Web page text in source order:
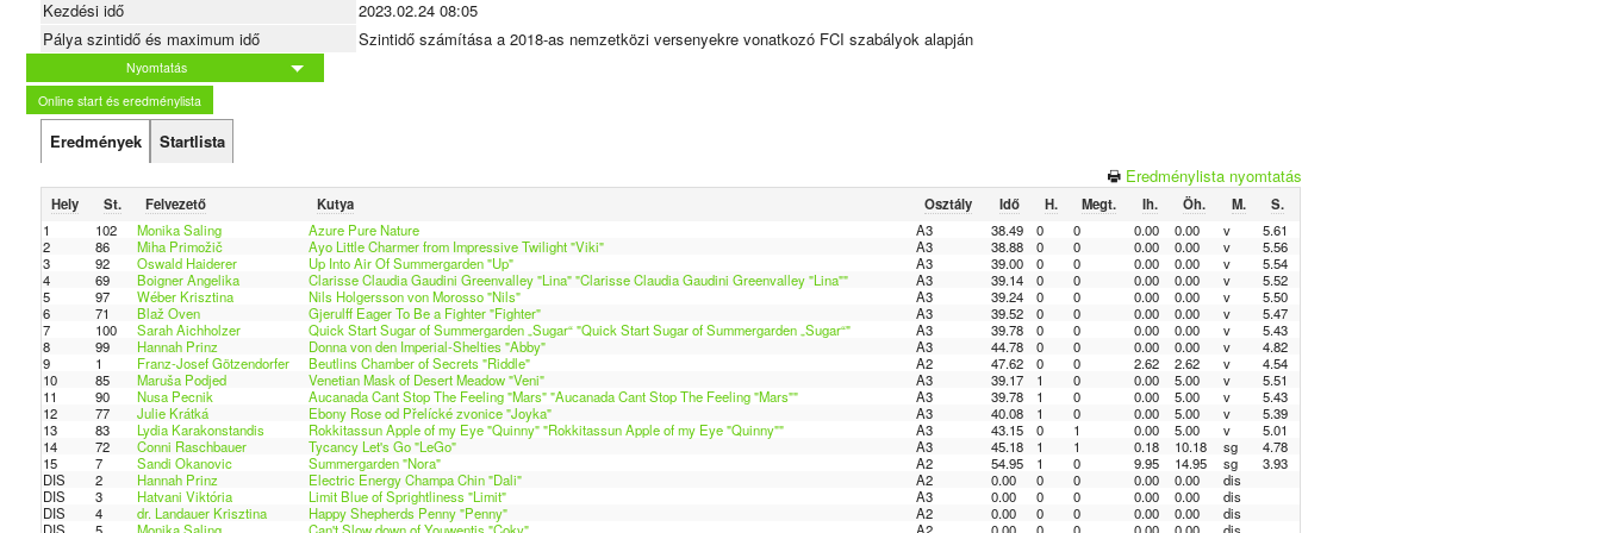
Kezdési idő
2023.02.24 08:05
Pálya szintidő és maximum idő
Szintidő számítása a 2018-as nemzetközi versenyekre vonatkozó FCI szabályok alapján
Nyomtatás
Online start és eredménylista
Eredmények
Startlista
Eredménylista nyomtatás
Hely St. Felvezető Kutya Osztály Idő H. Megt. Ih. Öh. M.
S.
1
102 Monika Saling Azure Pure Nature A3 38.49 0 0 0.00 0.00 v
5.61
2
86 Miha Primožič Ayo Little Charmer from Impressive Twilight "Viki" A3 38.88 0 0 0.00 0.00 v
5.56
3
92 Oswald Haiderer Up Into Air Of Summergarden "Up" A3 39.00 0 0 0.00 0.00 v
5.54
4
69 Boigner Angelika Clarisse Claudia Gaudini Greenvalley "Lina" "Clarisse Claudia Gaudini Greenvalley "Lina"" A3 39.14 0 0 0.00 0.00 v
5.52
5
97 Wéber Krisztina Nils Holgersson von Morosso "Nils" A3 39.24 0 0 0.00 0.00 v
5.50
6
71 Blaž Oven Gjerulff Eager To Be a Fighter "Fighter" A3 39.52 0 0 0.00 0.00 v
5.47
7
100 Sarah Aichholzer Quick Start Sugar of Summergarden „Sugar“ "Quick Start Sugar of Summergarden „Sugar“" A3 39.78 0 0 0.00 0.00 v
5.43
8
99 Hannah Prinz Donna von den Imperial-Shelties "Abby" A3 44.78 0 0 0.00 0.00 v
4.82
9
1 Franz-Josef Götzendorfer Beutlins Chamber of Secrets "Riddle" A2 47.62 0 0 2.62 2.62 v
4.54
10
85 Maruša Podjed Venetian Mask of Desert Meadow "Veni" A3 39.17 1 0 0.00 5.00 v
5.51
11
90 Nusa Pecnik Aucanada Cant Stop The Feeling "Mars" "Aucanada Cant Stop The Feeling "Mars"" A3 39.78 1 0 0.00 5.00 v
5.43
12
77 Julie Krátká Ebony Rose od Přelícké zvonice "Joyka" A3 40.08 1 0 0.00 5.00 v
5.39
13
83 Lydia Karakonstandis Rokkitassun Apple of my Eye "Quinny" "Rokkitassun Apple of my Eye "Quinny"" A3 43.15 0 1 0.00 5.00 v
5.01
14
72 Conni Raschbauer Tycancy Let's Go "LeGo" A3 45.18 1 1 0.18 10.18 sg
4.78
15
7 Sandi Okanovic Summergarden "Nora" A2 54.95 1 0 9.95 14.95 sg
3.93
DIS
2 Hannah Prinz Electric Energy Champa Chin "Dali" A2 0.00 0 0 0.00 0.00
dis
DIS
3 Hatvani Viktória Limit Blue of Sprightliness "Limit" A3 0.00 0 0 0.00 0.00
dis
DIS
4 dr. Landauer Krisztina Happy Shepherds Penny "Penny" A2 0.00 0 0 0.00 0.00
dis